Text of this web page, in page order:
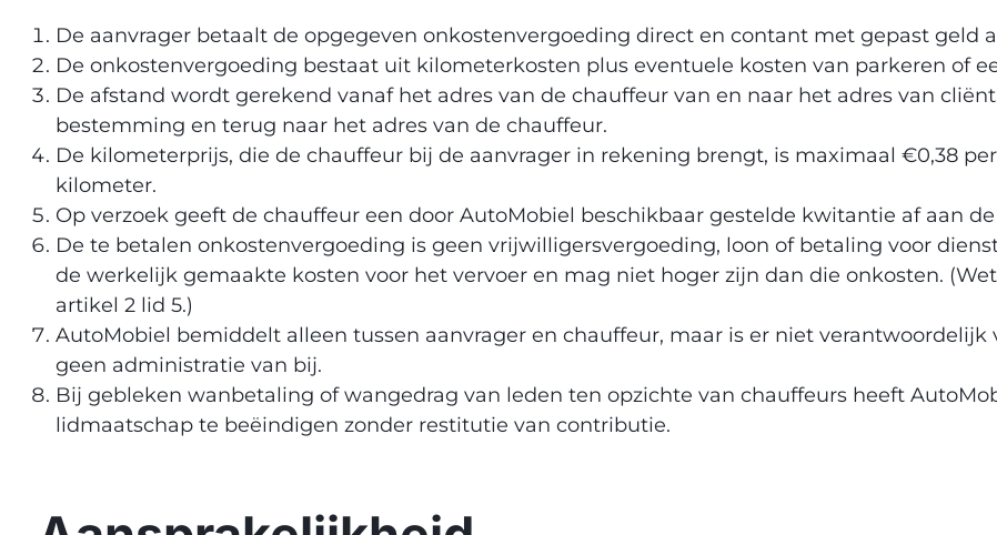
De aanvrager betaalt de opgegeven onkostenvergoeding direct en contant met gepast geld
De onkostenvergoeding bestaat uit kilometerkosten plus eventuele kosten van parkeren of
De afstand wordt gerekend vanaf het adres van de chauffeur van en naar het adres van
bestemming en terug naar het adres van de chauffeur.
De kilometerprijs, die de chauffeur bij de aanvrager in rekening brengt, is maximaal €0,38
kilometer.
Op verzoek geeft de chauffeur een door AutoMobiel beschikbaar gestelde kwitantie af aan de
De te betalen onkostenvergoeding is geen vrijwilligersvergoeding, loon of betaling voor
de werkelijk gemaakte kosten voor het vervoer en mag niet hoger zijn dan die onkosten.
artikel 2 lid 5.)
AutoMobiel bemiddelt alleen tussen aanvrager en chauffeur, maar is er niet verantwoordelijk
geen administratie van bij.
Bij gebleken wanbetaling of wangedrag van leden ten opzichte van chauffeurs heeft
lidmaatschap te beëindigen zonder restitutie van contributie.